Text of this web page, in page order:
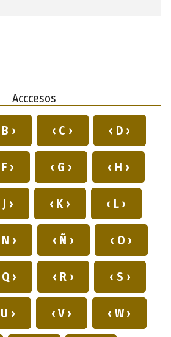
Acccesos
B › ‹ C › ‹ D ›
› ‹ G › ‹ H ›
J › ‹ K › ‹ L ›
N › ‹ Ñ › ‹ O ›
› ‹ R › ‹ S ›
› ‹ V › ‹ W ›